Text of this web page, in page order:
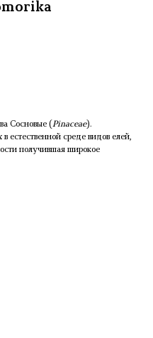
Сосновые (Pinaceae).
естественной среде видов елей,
получившая широкое